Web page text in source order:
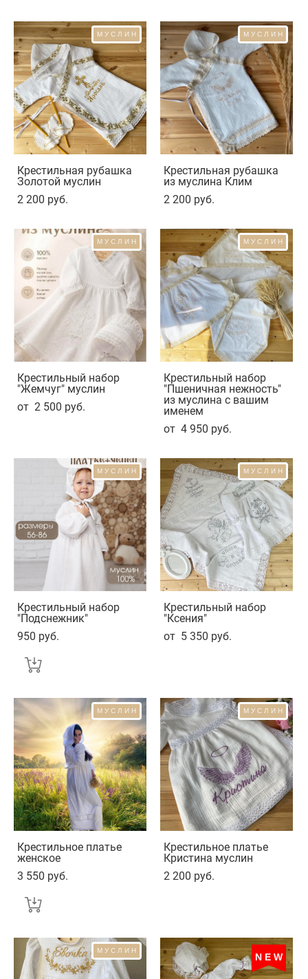
МУСЛИН
Крестильная рубашка
Золотой муслин
2 200 pуб.
МУСЛИН
Крестильная рубашка
из муслина Клим
2 200 pуб.
МУСЛИН
Крестильный набор
"Жемчуг" муслин
от 2 500 pуб.
МУСЛИН
Крестильный набор
"Пшеничная нежность"
из муслина с вашим
именем
от 4 950 pуб.
МУСЛИН
Крестильный набор
"Подснежник"
950 pуб.
МУСЛИН
Крестильный набор
"Ксения"
от 5 350 pуб.
МУСЛИН
Крестильное платье
женское
3 550 pуб.
МУСЛИН
Крестильное платье
Кристина муслин
2 200 pуб.
МУСЛИН
NEW